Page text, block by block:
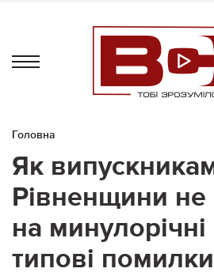
Головна
Як
Рівненщини не
на минулорічні
типові